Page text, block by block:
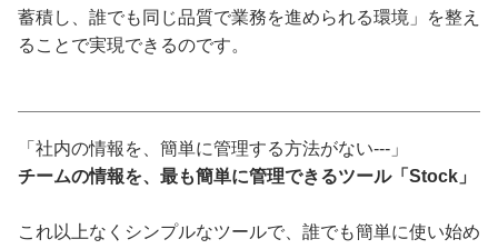
蓄積し、誰でも同じ品質で業務を進められる環境」を整え
ることで実現できるのです。
「社内の情報を、簡単に管理する方法がない---」
チームの情報を、最も簡単に管理できるツール「Stock」
これ以上なくシンプルなツールで、誰でも簡単に使い始め